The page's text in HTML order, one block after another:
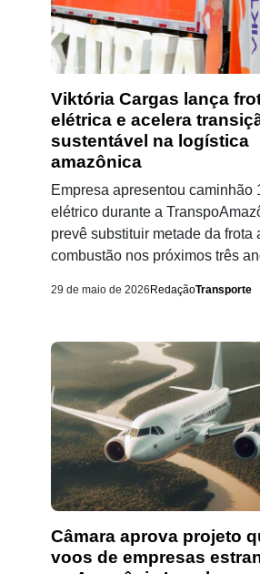
Viktória Cargas lança
elétrica e acelera
sustentável na logística
amazônica
Empresa apresentou caminhão
elétrico durante a
prevê substituir metade da frota
combustão nos próximos três
29 de maio de 2026 RedaçãoTransporte
Câmara aprova projeto
voos de empresas